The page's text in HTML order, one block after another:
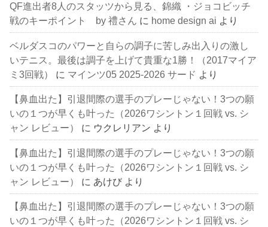
QF進出者8人のスタッツから見る、錦織 ・ジョコビッチ
戦のキーポイント by 禮さん に home design ai より
ベルダスコのパワーと自らの調子に苦しみ出入りの激し
いテニス。最後は調子を上げて貴重な1勝！（2017マイア
ミ3回戦）
に マインツ05 2025-2026 サード より
【鼻血出た】引退間際の選手のプレーじゃない！3つの願
いの１つが早くも叶った（2026ワシントン１回戦 vs. シ
ャン レビュー）
に ウクレリアン より
【鼻血出た】引退間際の選手のプレーじゃない！3つの願
いの１つが早くも叶った（2026ワシントン１回戦 vs. シ
ャン レビュー）
に あけび より
【鼻血出た】引退間際の選手のプレーじゃない！3つの願
いの１つが早くも叶った（2026ワシントン１回戦 vs. シ